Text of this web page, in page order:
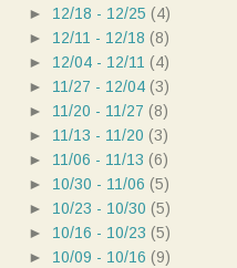
► 12/18 - 12/25 (4)
► 12/11 - 12/18 (8)
► 12/04 - 12/11 (4)
► 11/27 - 12/04 (3)
► 11/20 - 11/27 (8)
► 11/13 - 11/20 (3)
► 11/06 - 11/13 (6)
► 10/30 - 11/06 (5)
► 10/23 - 10/30 (5)
► 10/16 - 10/23 (5)
► 10/09 - 10/16 (9)